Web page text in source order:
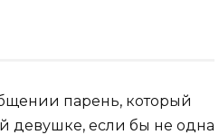
парень, который
девушке, если бы не одна